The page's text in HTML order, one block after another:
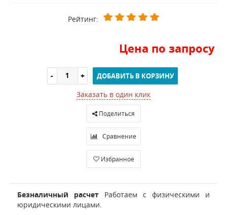
Рейтинг:
Цена по запросу
ДОБАВИТЬ В КОРЗИНУ
Заказать в один клик
Поделиться
Сравнение
Избранное
Безналичный расчет Работаем с физическими и
юридическими лицами.